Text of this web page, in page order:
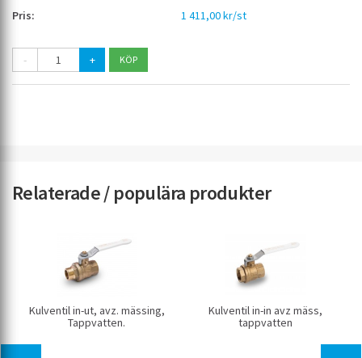
1 411,00 kr/st
- +
Relaterade / populära produkter
Kulventil in-ut, avz. mässing,
Tappvatten.
Kulventil in-in avz mäss,
tappvatten